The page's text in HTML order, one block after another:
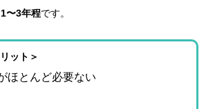
1〜3年程です。
ット＞
ほとんど必要ない